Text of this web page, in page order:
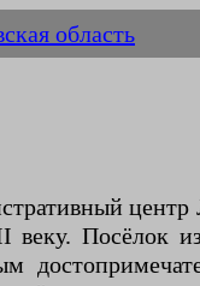
область
Посёлок